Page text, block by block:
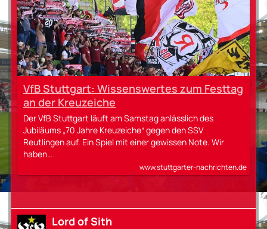
VfB Stuttgart: Wissenswertes zum Festtag
an der Kreuzeiche
Der VfB Stuttgart läuft am Samstag anlässlich des
Jubiläums „70 Jahre Kreuzeiche“ gegen den SSV
Reutlingen auf. Ein Spiel mit einer gewissen Note. Wir
haben…
www.stuttgarter-nachrichten.de
Lord of Sith